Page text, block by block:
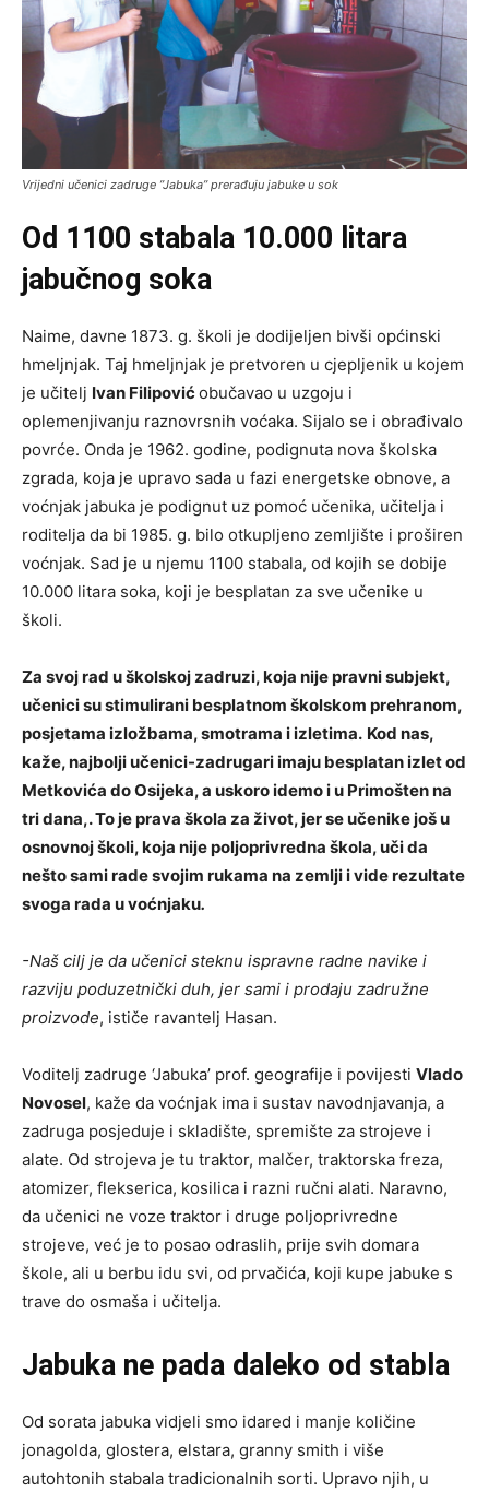
Vrijedni učenici zadruge ”Jabuka” prerađuju jabuke u sok
Od 1100 stabala 10.000 litara
jabučnog soka
Naime, davne 1873. g. školi je dodijeljen bivši općinski
hmeljnjak. Taj hmeljnjak je pretvoren u cjepljenik u kojem
je učitelj Ivan Filipovićobučavao u uzgoju i
oplemenjivanju raznovrsnih voćaka. Sijalo se i obrađivalo
povrće. Onda je 1962. godine, podignuta nova školska
zgrada, koja je upravo sada u fazi energetske obnove, a
voćnjak jabuka je podignut uz pomoć učenika, učitelja i
roditelja da bi 1985. g. bilo otkupljeno zemljište i proširen
voćnjak. Sad je u njemu 1100 stabala, od kojih se dobije
10.000 litara soka, koji je besplatan za sve učenike u
školi.
Za svoj rad u školskoj zadruzi, koja nije pravni subjekt,
učenici su stimulirani besplatnom školskom prehranom,
posjetama izložbama, smotrama i izletima. Kod nas,
kaže, najbolji učenici-zadrugari imaju besplatan izlet od
Metkovića do Osijeka, a uskoro idemo i u Primošten na
tri dana,. To je prava škola za život, jer se učenike još u
osnovnoj školi, koja nije poljoprivredna škola, uči da
nešto sami rade svojim rukama na zemlji i vide rezultate
svoga rada u voćnjaku.
-Naš cilj je da učenici steknu ispravne radne navike i
razviju poduzetnički duh, jer sami i prodaju zadružne
proizvode, ističe ravantelj Hasan.
Voditelj zadruge ‘Jabuka’ prof. geografije i povijesti Vlado
Novosel, kaže da voćnjak ima i sustav navodnjavanja, a
zadruga posjeduje i skladište, spremište za strojeve i
alate. Od strojeva je tu traktor, malčer, traktorska freza,
atomizer, flekserica, kosilica i razni ručni alati. Naravno,
da učenici ne voze traktor i druge poljoprivredne
strojeve, već je to posao odraslih, prije svih domara
škole, ali u berbu idu svi, od prvačića, koji kupe jabuke s
trave do osmaša i učitelja.
Jabuka ne pada daleko od stabla
Od sorata jabuka vidjeli smo idared i manje količine
jonagolda, glostera, elstara, granny smith i više
autohtonih stabala tradicionalnih sorti. Upravo njih, u